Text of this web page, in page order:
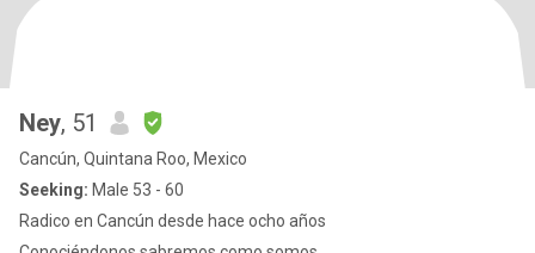
Ney, 51
Cancún, Quintana Roo, Mexico
Seeking: Male 53 - 60
Radico en Cancún desde hace ocho años